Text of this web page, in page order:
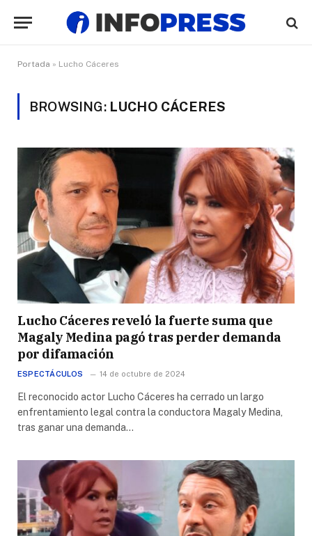
Portada » Lucho Cáceres
BROWSING: LUCHO CÁCERES
Lucho Cáceres reveló la fuerte suma que
Magaly Medina pagó tras perder demanda
por difamación
ESPECTÁCULOS 14 de octubre de 2024
El reconocido actor Lucho Cáceres ha cerrado un largo
enfrentamiento legal contra la conductora Magaly Medina,
tras ganar una demanda…